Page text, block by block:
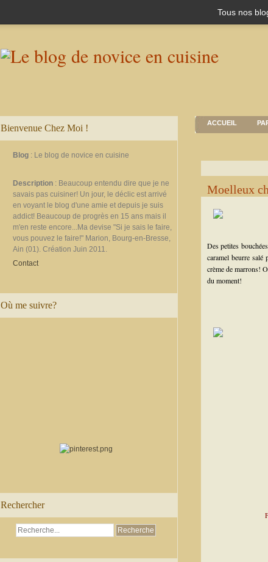
Tous nos
Bienvenue Chez Moi !
Blog : Le blog de novice en cuisine
Description : Beaucoup entendu dire que je ne
savais pas cuisiner! Un jour, le déclic est arrivé
en voyant le blog d'une amie et depuis je suis
addict! Beaucoup de progrès en 15 ans mais il
m'en reste encore...Ma devise "Si je sais le faire,
vous pouvez le faire!" Marion, Bourg-en-Bresse,
Ain (01). Création Juin 2011.
Contact
Où me suivre?
Rechercher
ACCUEIL
Moelleux
Des petites
caramel beurre
crème de marrons!
du moment!